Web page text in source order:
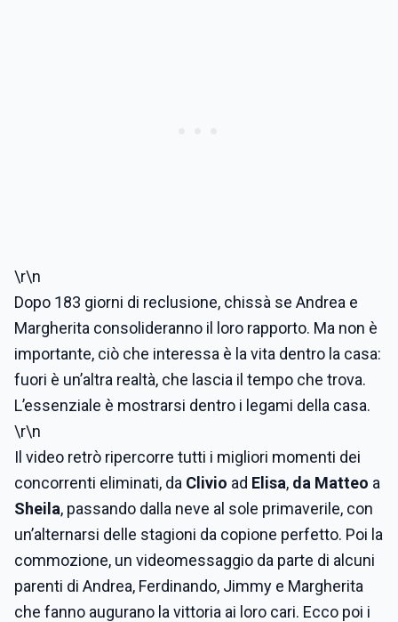
\r\n
Dopo 183 giorni di reclusione, chissà se Andrea e
Margherita consolideranno il loro rapporto. Ma non è
importante, ciò che interessa è la vita dentro la casa:
fuori è un’altra realtà, che lascia il tempo che trova.
L’essenziale è mostrarsi dentro i legami della casa.
\r\n
Il video retrò ripercorre tutti i migliori momenti dei
concorrenti eliminati, da Clivio ad Elisa, da Matteo a
Sheila, passando dalla neve al sole primaverile, con
un’alternarsi delle stagioni da copione perfetto. Poi la
commozione, un videomessaggio da parte di alcuni
parenti di Andrea, Ferdinando, Jimmy e Margherita
che fanno augurano la vittoria ai loro cari. Ecco poi i